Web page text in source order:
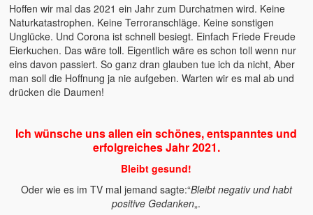
Hoffen wir mal das 2021 ein Jahr zum Durchatmen wird. Keine
Naturkatastrophen. Keine Terroranschläge. Keine sonstigen
Unglücke. Und Corona ist schnell besiegt. Einfach Friede Freude
Eierkuchen. Das wäre toll. Eigentlich wäre es schon toll wenn nur
eins davon passiert. So ganz dran glauben tue ich da nicht, Aber
man soll die Hoffnung ja nie aufgeben. Warten wir es mal ab und
drücken die Daumen!
Ich wünsche uns allen ein schönes, entspanntes und
erfolgreiches Jahr 2021.
Bleibt gesund!
Oder wie es im TV mal jemand sagte:“Bleibt negativ und habt
positive Gedanken„.